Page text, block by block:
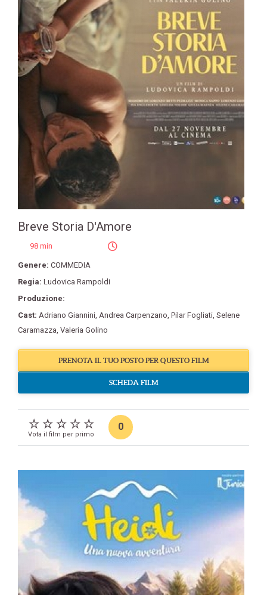
Breve Storia D'Amore
98 min
Genere: COMMEDIA
Regia: Ludovica Rampoldi
Produzione:
Cast: Adriano Giannini Andrea Carpenzano Pilar Fogliati Selene
Caramazza Valeria Golino
PRENOTA IL TUO POSTO PER QUESTO FILM
SCHEDA FILM
Vota il film per primo
0